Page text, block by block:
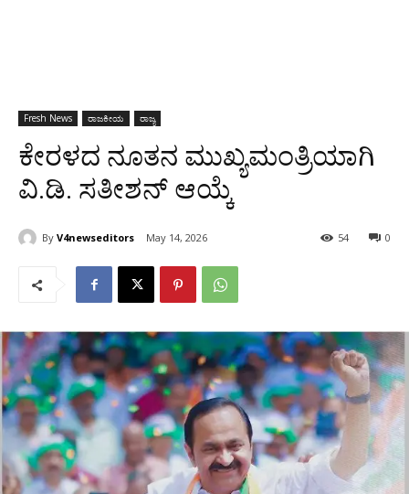
Fresh News ರಾಜಕೀಯ ರಾಜ್ಯ
ಕೇರಳದ ನೂತನ ಮುಖ್ಯಮಂತ್ರಿಯಾಗಿ
ವಿ.ಡಿ. ಸತೀಶನ್‌ ಆಯ್ಕೆ
By V4newseditors May 14, 2026 0
54